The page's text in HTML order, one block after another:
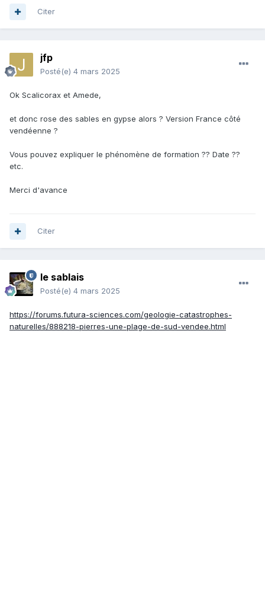
Citer
jfp
Posté(e) 4 mars 2025
Ok Scalicorax et Amede,
et donc rose des sables en gypse alors ? Version France côté
vendéenne ?
Vous pouvez expliquer le phénomène de formation ?? Date ??
etc.
Merci d'avance
Citer
le sablais
Posté(e) 4 mars 2025
https://forums.futura-sciences.com/geologie-catastrophes-
naturelles/888218-pierres-une-plage-de-sud-vendee.html